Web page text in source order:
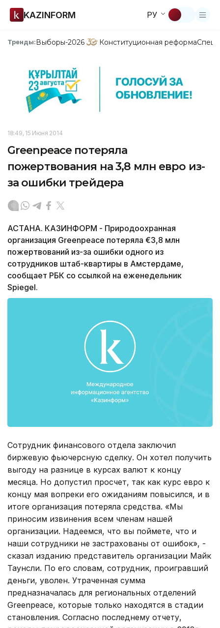
KAZINFORM РУ
Тренды:Выборы-2026 Конституционная реформа
18:49, 15 Июня 2014
Greenpeace потеряла
пожертвования на 3,8 млн евро из-
за ошибки трейдера
АСТАНА. КАЗИНФОРМ - Природоохранная
организация Greenpeace потеряла €3,8 млн
пожертвований из-за ошибки одного из
сотрудников штаб-квартиры в Амстердаме,
сообщает РБК со ссылкой на еженедельник
Spiegel.
Сотрудник финансового отдела заключил
биржевую фьючерсную сделку. Он хотел получить
выгоду на разнице в курсах валют к концу
месяца. Но допустил просчет, так как курс евро к
концу мая вопреки его ожиданиям повысился, и в
итоге организация потеряла средства. «Мы
приносим извинения всем членам нашей
организации. Надеемся, что вы поймете, что и
наши сотрудники не застрахованы от ошибок», -
сказал изданию представитель организации Майк
Таунсли. По его словам, сотрудник, проигравший
деньги, уволен. Утраченная сумма
предназначалась для региональных отделений
Greenpeace, которые только находятся в стадии
становления. Согласно последнему отчету,